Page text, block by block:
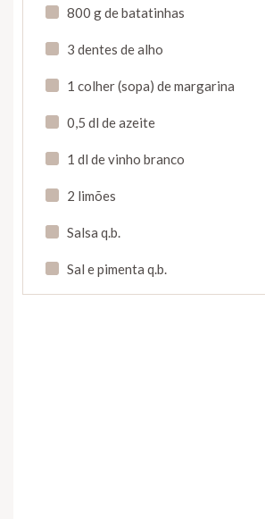
800 g de batatinhas
3 dentes de alho
1 colher (sopa) de margarina
0,5 dl de azeite
1 dl de vinho branco
2 limões
Salsa q.b.
Sal e pimenta q.b.